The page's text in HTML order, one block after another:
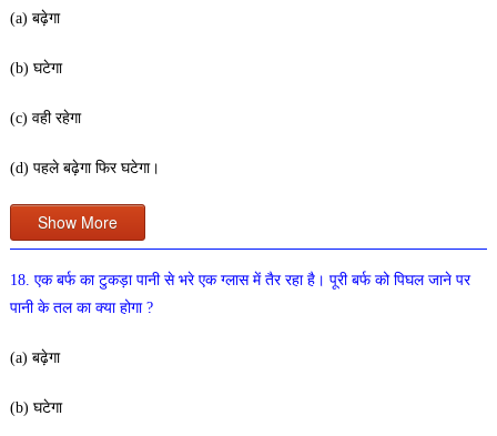
(a) बढ़ेगा
(b) घटेगा
(c) वही रहेगा
(d) पहले बढ़ेगा फिर घटेगा।
Show More
18. एक बर्फ का टुकड़ा पानी से भरे एक ग्लास में तैर रहा है। पूरी बर्फ को पिघल जाने पर
पानी के तल का क्या होगा ?
(a) बढ़ेगा
(b) घटेगा